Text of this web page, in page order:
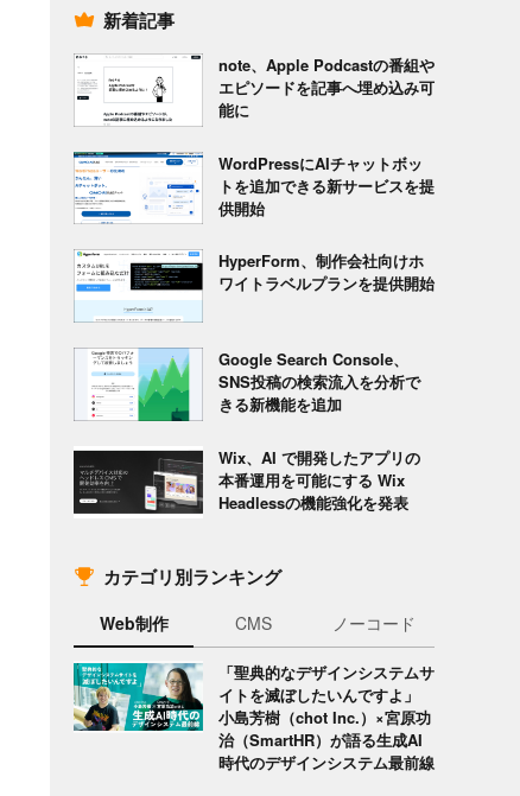
新着記事
note、Apple Podcastの番組や
エピソードを記事へ埋め込み可
能に
WordPressにAIチャットボッ
トを追加できる新サービスを提
供開始
HyperForm、制作会社向けホ
ワイトラベルプランを提供開始
Google Search Console、
SNS投稿の検索流入を分析で
きる新機能を追加
Wix、AI で開発したアプリの
本番運用を可能にする Wix
Headlessの機能強化を発表
カテゴリ別ランキング
Web制作 CMS ノーコード
「聖典的なデザインシステムサ
イトを滅ぼしたいんですよ」
小島芳樹（chot Inc.）×宮原功
治（SmartHR）が語る生成AI
時代のデザインシステム最前線